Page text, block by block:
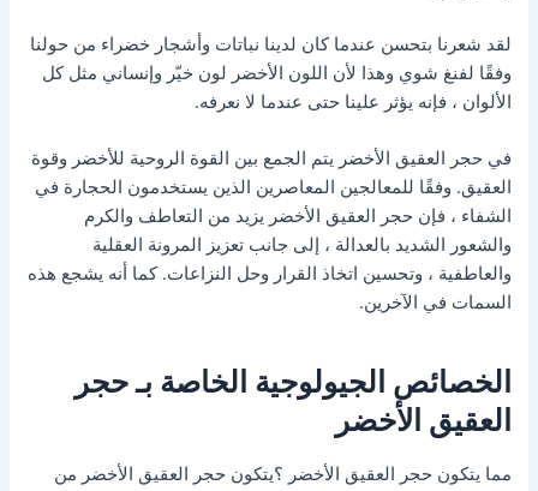
لقد شعرنا بتحسن عندما كان لدينا نباتات وأشجار خضراء من حولنا
وفقًا لفنغ شوي وهذا لأن اللون الأخضر لون خيّر وإنساني مثل كل
الألوان ، فإنه يؤثر علينا حتى عندما لا نعرفه.
في حجر العقيق الأخضر يتم الجمع بين القوة الروحية للأخضر وقوة
العقيق. وفقًا للمعالجين المعاصرين الذين يستخدمون الحجارة في
الشفاء ، فإن حجر العقيق الأخضر يزيد من التعاطف والكرم
والشعور الشديد بالعدالة ، إلى جانب تعزيز المرونة العقلية
والعاطفية ، وتحسين اتخاذ القرار وحل النزاعات. كما أنه يشجع هذه
السمات في الآخرين.
الخصائص الجيولوجية الخاصة بـ حجر
العقيق الأخضر
مما يتكون حجر العقيق الأخضر ؟يتكون حجر العقيق الأخضر من